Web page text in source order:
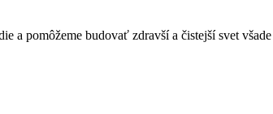
a pomôžeme budovať zdravší a čistejší svet